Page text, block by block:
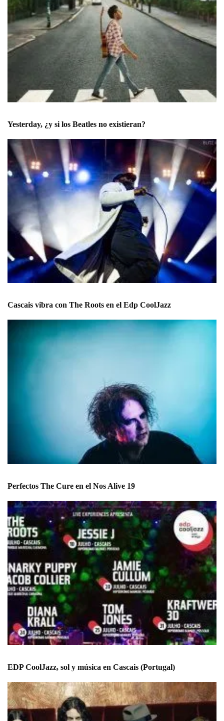
Yesterday, ¿y si los Beatles no existieran?
Cascais vibra con The Roots en el Edp CoolJazz
Perfectos The Cure en el Nos Alive 19
EDP CoolJazz, sol y música en Cascais (Portugal)